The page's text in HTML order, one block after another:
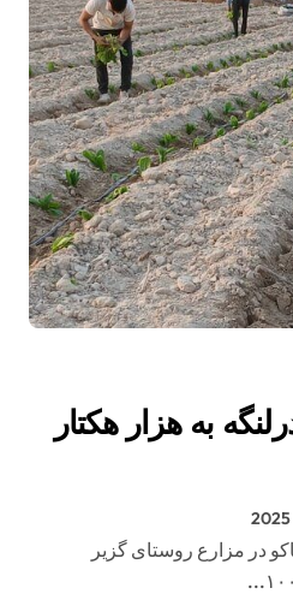
به هزار هکتار